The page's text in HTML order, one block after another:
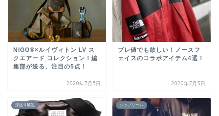
NIGO®×ルイヴィトン LV ス
クエアード コレクション！編
集部が送る、注目の5点！
2020年7月5日
プレ値でも欲しい！ノースフ
ェイスのコラボアイテム4選！
2020年7月3日
深掘り解説 シュプリーム